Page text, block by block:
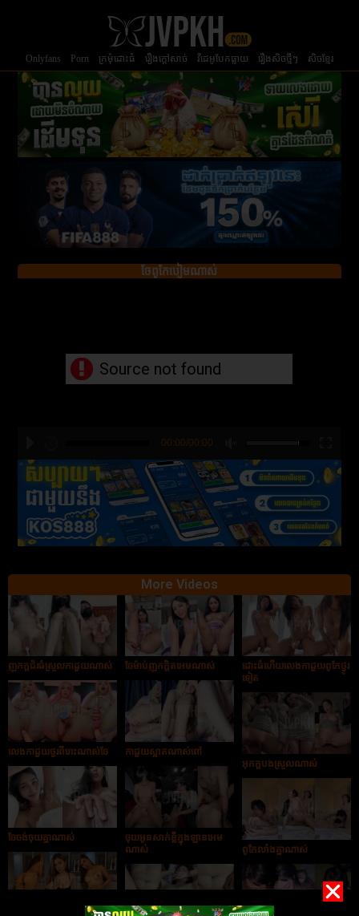
Onlyfans Porn ក្រមំុដោះធំ រឿងក្ដៅសាច់ វីដេអូបែកធ្លាយ រឿងសិចថ្មីៗ សិចខ្មែរ
ចែពូកែបៀមណាស់
hd2880
hd2160
hd2160
hd1440
highres
hd1080
hd720
large
medium
small
tiny
00:00/00:00
Source not found
More Videos
ញុកក្ដជ័រធំស្រួលកាដួយណាស់ ចែម៉ាប់ញុកក្ដិតអេមណាស់
ដោះធំហើយលេងកាដួយពូកែថ្ងូរ
ទៀត
លេងកាដួយថ្ងូរពីរោះណាស់ចែ
កាដួយស្អាតណាស់ពៅ
អុកក្ដបងស្រួលណាស់
ចែចង់ចុយគ្នាណាស់
ចុយអូនសាក់ខ្លីក្នុងឡានអេម
ណាស់
ពូកែលាំងគ្នាណាស់